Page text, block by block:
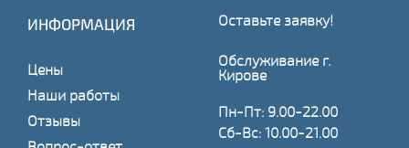
ИНФОРМАЦИЯ
Цены
Наши работы
Отзывы
Оставьте заявку!
Обслуживание г.
Кирове
Пн-Пт: 9.00-22.00
Сб-Вс: 10.00-21.00